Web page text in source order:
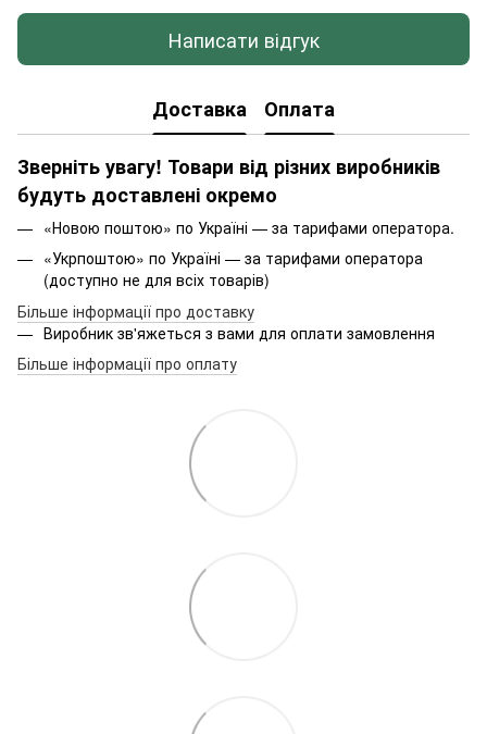
Написати відгук
Доставка Оплата
Зверніть увагу! Товари від різних виробників
будуть доставлені окремо
«Новою поштою» по Україні — за тарифами оператора.
«Укрпоштою» по Україні — за тарифами оператора
(доступно не для всіх товарів)
Більше інформації про доставку
Виробник зв'яжеться з вами для оплати замовлення
Більше інформації про оплату